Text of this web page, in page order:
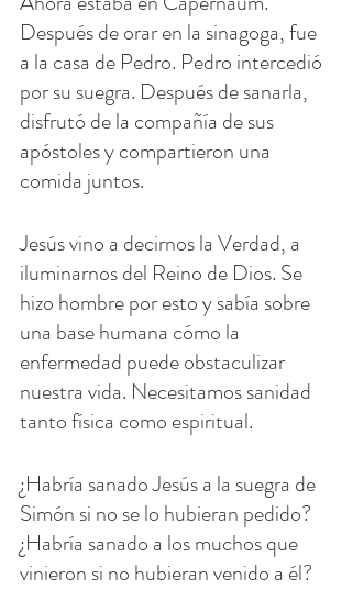
Después de orar en la sinagoga, fue
a la casa de Pedro. Pedro intercedió
por su suegra. Después de sanarla,
disfrutó de la compañía de sus
apóstoles y compartieron una
comida juntos.
Jesús vino a decirnos la Verdad, a
iluminarnos del Reino de Dios. Se
hizo hombre por esto y sabía sobre
una base humana cómo la
enfermedad puede obstaculizar
nuestra vida. Necesitamos sanidad
tanto física como espiritual.
¿Habría sanado Jesús a la suegra de
Simón si no se lo hubieran pedido?
¿Habría sanado a los muchos que
vinieron si no hubieran venido a él?